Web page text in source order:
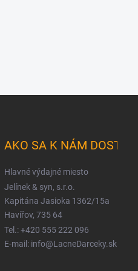
AKO SA K NÁM
Hlavné výdajné miesto
Jelínek & syn, s.r.o.
Kapitána Jasioka 1362/15a
Havířov, 735 64
Tel.: +420 555 222 096
E-mail: info@LacneDarceky.sk